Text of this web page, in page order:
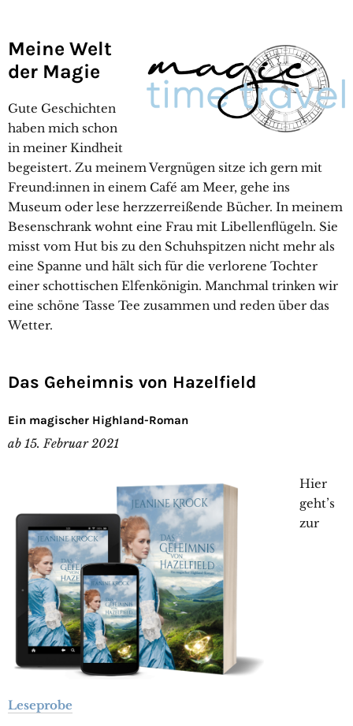
Meine Welt
der Magie
Gute Geschichten
haben mich schon
in meiner Kindheit
begeistert. Zu meinem Vergnügen sitze ich gern mit
Freund:innen in einem Café am Meer, gehe ins
Museum oder lese herzzerreißende Bücher. In meinem
Besenschrank wohnt eine Frau mit Libellenflügeln. Sie
misst vom Hut bis zu den Schuhspitzen nicht mehr als
eine Spanne und hält sich für die verlorene Tochter
einer schottischen Elfenkönigin. Manchmal trinken wir
eine schöne Tasse Tee zusammen und reden über das
Wetter.
Das Geheimnis von Hazelfield
Ein magischer Highland-Roman
ab 15. Februar 2021
Hier
geht’s
zur
Leseprobe